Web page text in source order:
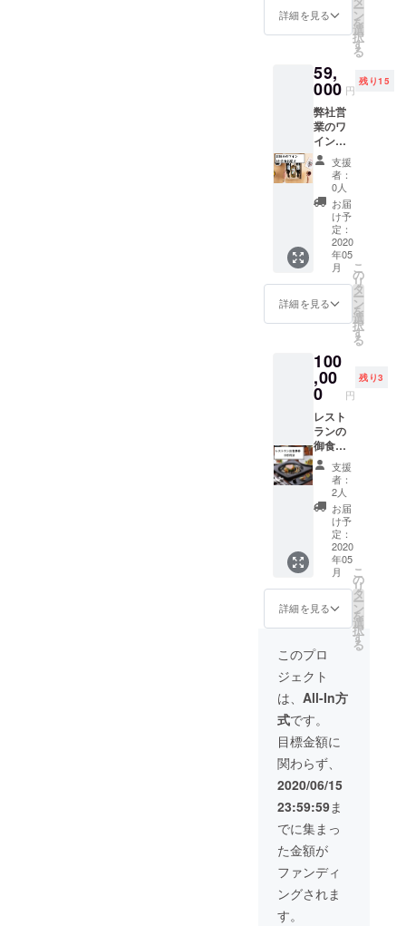
リター
ンをお
届けい
す。お
届け方
法にご
希望が
あれば
その
旨、ご
記入く
ださ
い。
種類で
召し上
頂く、
人気ナ
ンバー
ワンの
メイ
ン。 有
効期
限：
2020年
12月15
日 ※
メール
アドレ
スは間
違いな
く入力
くださ
い。正
しく入
ないと
リター
ンのお
届けが
できま
せん。
ご不安
な方は
備考欄
にて別
メール
アドレ
スもし
くは住
所をお
知らせ
頂けれ
ばいず
れかの
方法で
リター
ンをお
届けい
たしま
す。お
届け方
法にご
希望が
あれば
その
旨、ご
記入く
ださ
い。
※「ス
はお選
びいた
だけま
せん。
※配送は
購入時
期によ
り2020
年５月
～７月
にかけ
てお送
りしま
す。
月ごと
す。 お
好みは
画像を
ご参照
の上、
お好み
のアル
ファ
ベット
で３種
類お選
びくだ
さい。
画像が
見にく
い場合
はこち
くださ
い。
https://
buon-
amico.c
om/?
tid=9&
mode=f
みタイ
プは備
考欄よ
りお知
らせく
ださ
い。 選
んで頂
くタイ
お届け
本にな
る場合
があり
ます。
例：
ADF、
NDE、
BBB
んな組
み合わ
せでも
構いま
せん。
ソムリ
エにお
50000
円にて
お届け
ます。
(おつり
は出ま
せん) 有
効期
限：
2020年
12月20
メール
アドレ
スは間
違えな
くご入
力くだ
さい。
万が一
はリ
ターン
のお届
けが出
来かね
ます。
ご不安
な方は
備考欄
にて住
所、別
アドレ
ス、ご
連絡先
などご
記入頂
けれ
ば、い
にて連
絡いた
しま
す。ご
希望が
あれば
その旨
お知ら
せくだ
さい。
詳細を見る ー
ン
を
選
択
す
る
59,
000 円
残り15
弊社営
業のワ
イン
ショッ
プ「ボ
ンアミ
コ」よ
り毎月
お好み
のワイ
ンを３
～４本
セット
でお送
りいた
しま
10000
円以上
相当+送
料900円
×6か月
分
=65400
円を
59000
円でご
購入頂
けま
す。 お
届けは5
月より
随時1か
月ごと
にお送
りいた
しま
す。 お
好みは
画像を
ご参照
の上、
お好み
のアル
ファ
ベット
で３種
類お選
びくだ
さい。
画像が
見にく
い場合
はこち
らのリ
支援
者：
0人
お届
け予
定：
2020
年05
月
詳細を見る
こ
の
リ
タ
ー
ン
を
選
択
す
る
100
,00
0 円
残り3
レスト
ランの
御食事
券で
す。
ヴィ
ヴァッ
カスで
使える
お食事
券を
110000
円分を
100000
円にて
お届け
いたし
ます。
(おつり
は出ま
せん) 有
効期
限：
2020年
12月20
日 ※
メール
アドレ
スは間
違えな
くご入
力くだ
さい。
万が一
支援
者：
2人
お届
け予
定：
2020
年05
月
詳細を見る
こ
の
リ
タ
ー
ン
を
選
択
す
る
このプロ
ジェクト
は、 All-In方
式です。
目標金額に
関わらず、
2020/06/15
23:59:59ま
でに集まっ
た金額が
ファンディ
ングされま
す。